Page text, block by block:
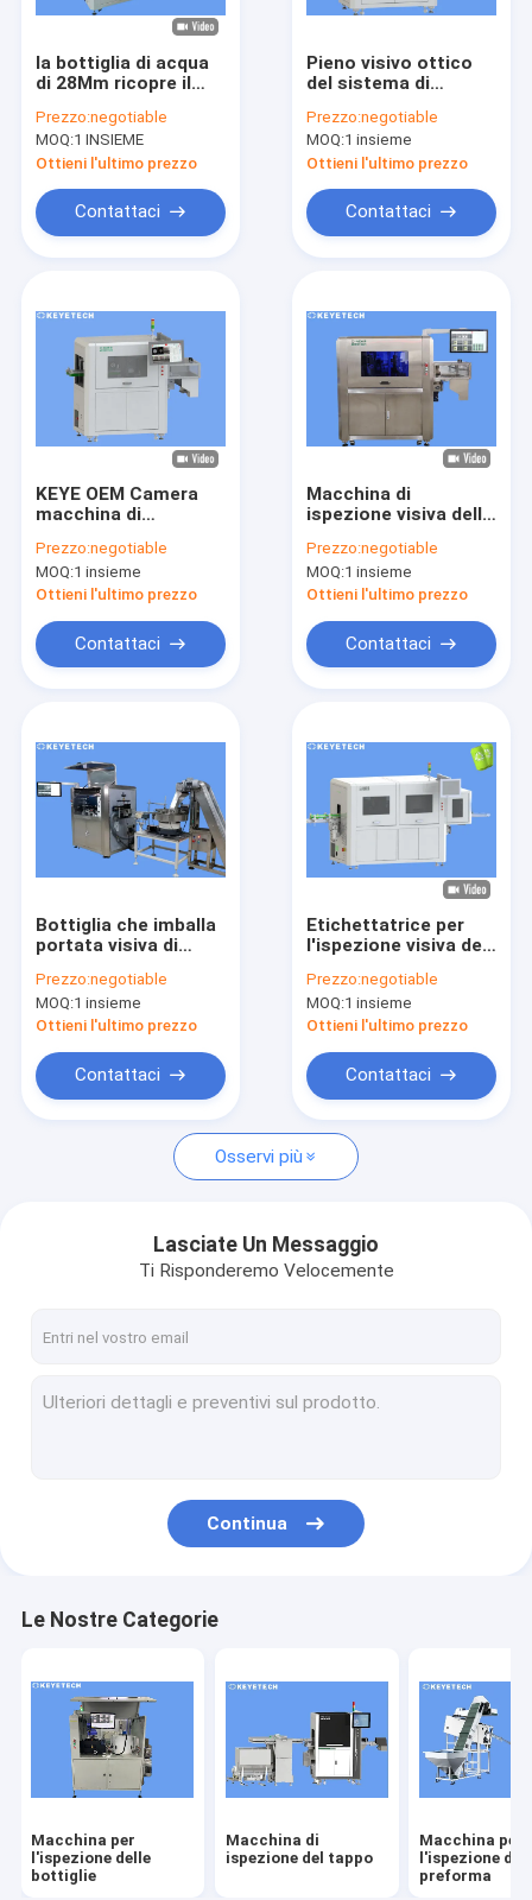
Prodotti
Circa noi
Giro della fabbrica
Notizie
Richieda una citazione
Macchina per l'ispezione delle bottiglie
Macchina per l'ispezione della preforma
Macchina di ispezione IML
la bottiglia di acqua
di 28Mm ricopre il
visivo della chiusura
per le industrie delle
bevande
Prezzo:negotiable
MOQ:1 INSIEME
Ottieni l'ultimo prezzo
Contattaci
Pieno visivo ottico
del sistema di
bottiglia di plastica
automatizzato
Prezzo:negotiable
MOQ:1 insieme
Ottieni l'ultimo prezzo
Contattaci
KEYE OEM Camera
macchina di
bottiglie vuote di
plastica
Prezzo:negotiable
MOQ:1 insieme
Ottieni l'ultimo prezzo
Contattaci
Macchina di
ispezione visiva della
elaborazione digitale
dell'immagine per il
piatto di alluminio
Prezzo:negotiable
MOQ:1 insieme
Ottieni l'ultimo prezzo
Contattaci
Bottiglia che imballa
portata visiva di
macchina
fotografica del
sistema di ispezione
Prezzo:negotiable
MOQ:1 insieme
Ottieni l'ultimo prezzo
Contattaci
Etichettatrice per
l'ispezione visiva del
rilevamento dei
difetti del prodotto
Prezzo:negotiable
MOQ:1 insieme
Ottieni l'ultimo prezzo
Contattaci
Osservi più
Lasciate Un Messaggio
Ti Risponderemo Velocemente
Continua
Le Nostre Categorie
Macchina per
l'ispezione delle
bottiglie
Macchina di
ispezione del tappo
Macchina per
l'ispezione
preforma